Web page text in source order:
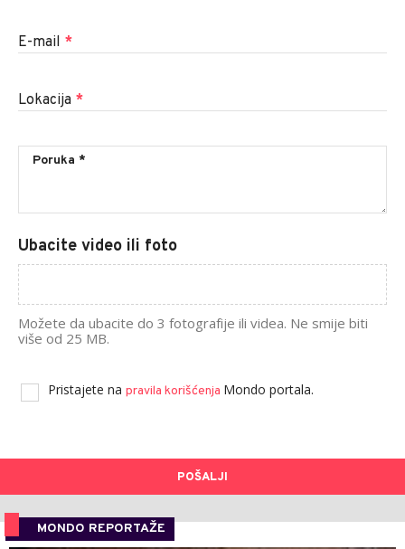
E-mail *
Lokacija *
Ubacite video ili foto
Možete da ubacite do 3 fotografije ili videa. Ne smije biti
više od 25 MB.
Pristajete na pravila korišćenja Mondo portala.
POŠALJI
MONDO REPORTAŽE